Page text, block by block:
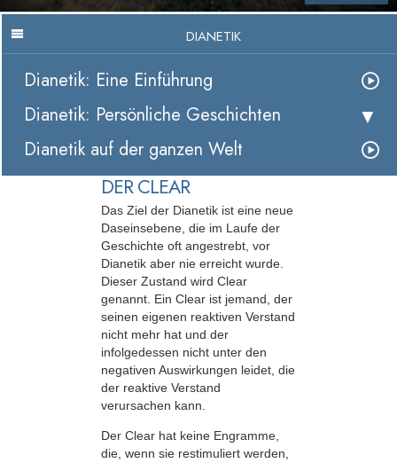
DIANETIK
Dianetik: Eine Einführung
Dianetik: Persönliche Geschichten
Dianetik auf der ganzen Welt
DER CLEAR
Das Ziel der Dianetik ist eine neue
Daseinsebene, die im Laufe der
Geschichte oft angestrebt, vor
Dianetik aber nie erreicht wurde.
Dieser Zustand wird Clear
genannt. Ein Clear ist jemand, der
seinen eigenen reaktiven Verstand
nicht mehr hat und der
infolgedessen nicht unter den
negativen Auswirkungen leidet, die
der reaktive Verstand
verursachen kann.
Der Clear hat keine Engramme,
die, wenn sie restimuliert werden,